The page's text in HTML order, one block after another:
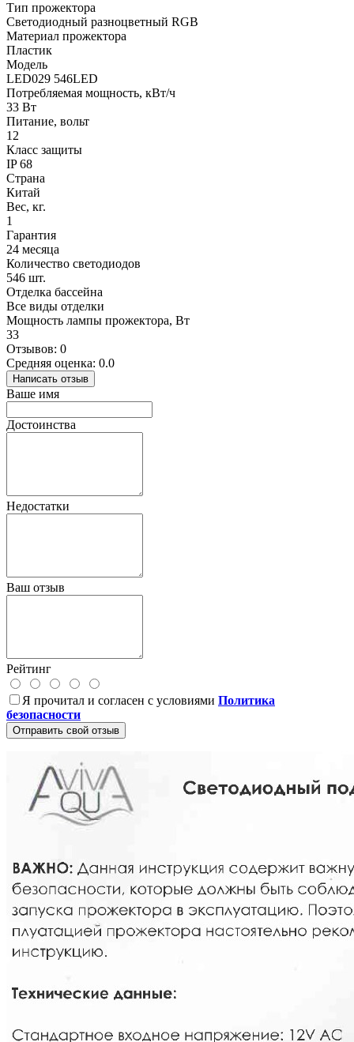
Тип прожектора
Светодиодный разноцветный RGB
Материал прожектора
Пластик
Модель
LED029 546LED
Потребляемая мощность, кВт/ч
33 Вт
Питание, вольт
12
Класс защиты
IP 68
Страна
Китай
Вес, кг.
1
Гарантия
24 месяца
Количество светодиодов
546 шт.
Отделка бассейна
Все виды отделки
Мощность лампы прожектора, Вт
33
Отзывов: 0
Средняя оценка: 0.0
Написать отзыв
Ваше имя
Достоинства
Недостатки
Ваш отзыв
Рейтинг
Я прочитал и согласен с условиями Политика
безопасности
Отправить свой отзыв